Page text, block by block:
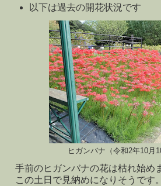
以下は過去の開花状況です
ヒガンバナ（令和2年10月
手前のヒガンバナの花は枯れ始め
この土日で見納めになりそうです。